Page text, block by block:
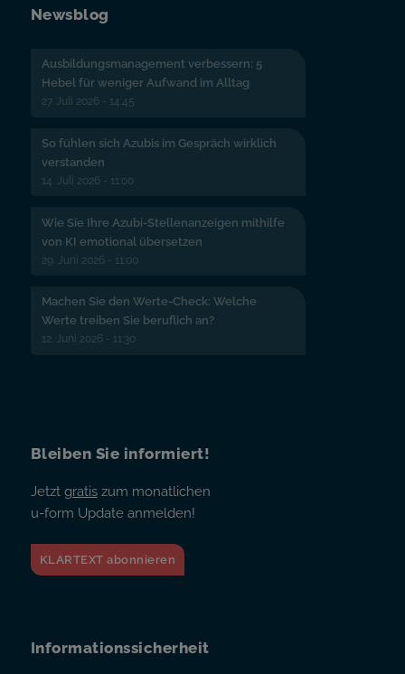
Newsblog
Ausbildungsmanagement verbessern: 5
Hebel für weniger Aufwand im Alltag
27. Juli 2026 - 14:45
So fühlen sich Azubis im Gespräch wirklich
verstanden
14. Juli 2026 - 11:00
Wie Sie Ihre Azubi-Stellenanzeigen mithilfe
von KI emotional übersetzen
29. Juni 2026 - 11:00
Machen Sie den Werte-Check: Welche
Werte treiben Sie beruflich an?
12. Juni 2026 - 11:30
Bleiben Sie informiert!
Jetzt gratiszum monatlichen
u-form Update anmelden!
KLARTEXT abonnieren
Informationssicherheit